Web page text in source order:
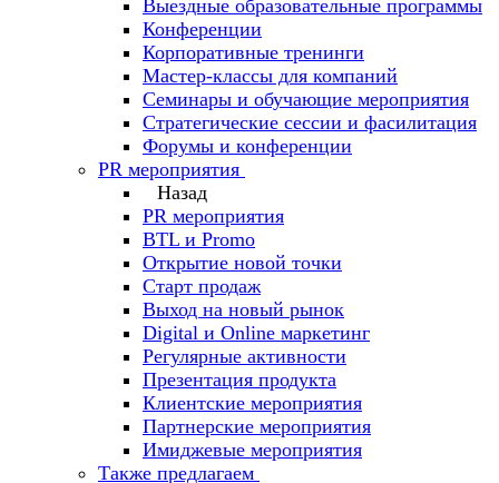
Выездные образовательные программы
Конференции
Корпоративные тренинги
Мастер-классы для компаний
Семинары и обучающие мероприятия
Стратегические сессии и фасилитация
Форумы и конференции
PR мероприятия
Назад
PR мероприятия
BTL и Promo
Открытие новой точки
Старт продаж
Выход на новый рынок
Digital и Online маркетинг
Регулярные активности
Презентация продукта
Клиентские мероприятия
Партнерские мероприятия
Имиджевые мероприятия
Также предлагаем